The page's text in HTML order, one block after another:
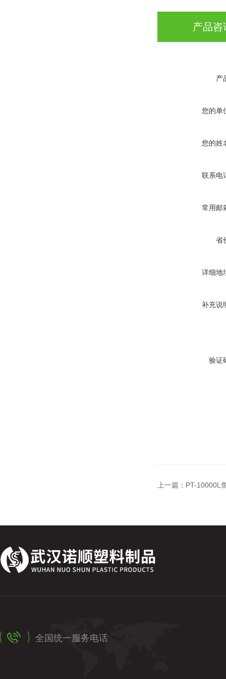
产品咨
产
您的单
您的姓
联系电
常用邮
省
详细地
补充说
验证
上一篇： PT-10000L
全国统一服务电话